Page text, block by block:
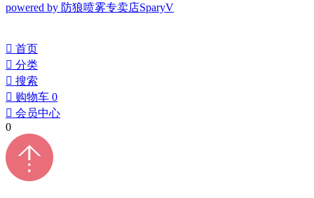
powered by 防狼喷雾专卖店SparyV
󰀁 首页
󰀂 分类
󰀃 搜索
󰀄 购物车 0
󰀅 会员中心
0